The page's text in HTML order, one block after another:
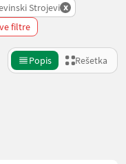
Strojevi x
filtre
Popis Rešetka